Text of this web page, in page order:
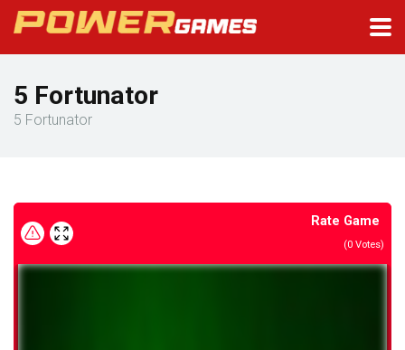
5 Fortunator
5 Fortunator
Rate Game
(0 Votes)